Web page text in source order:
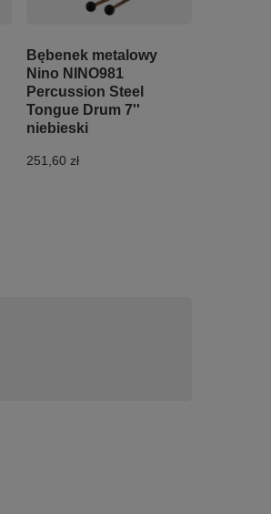
Bębenek metalowy
Nino NINO981
Percussion Steel
Tongue Drum 7''
niebieski
251,60 zł